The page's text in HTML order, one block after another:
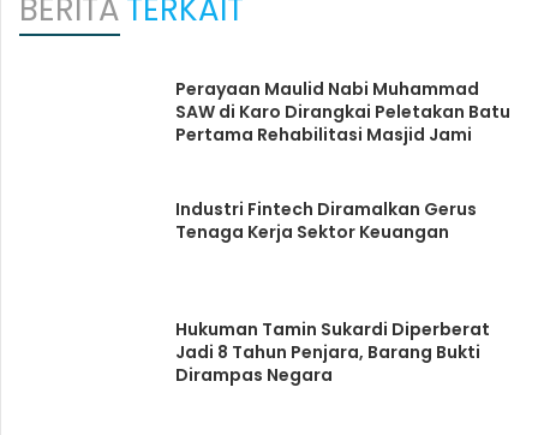
BERITATERKAIT
Perayaan Maulid Nabi Muhammad
SAW di Karo Dirangkai Peletakan Batu
Pertama Rehabilitasi Masjid Jami
Industri Fintech Diramalkan Gerus
Tenaga Kerja Sektor Keuangan
Hukuman Tamin Sukardi Diperberat
Jadi 8 Tahun Penjara, Barang Bukti
Dirampas Negara